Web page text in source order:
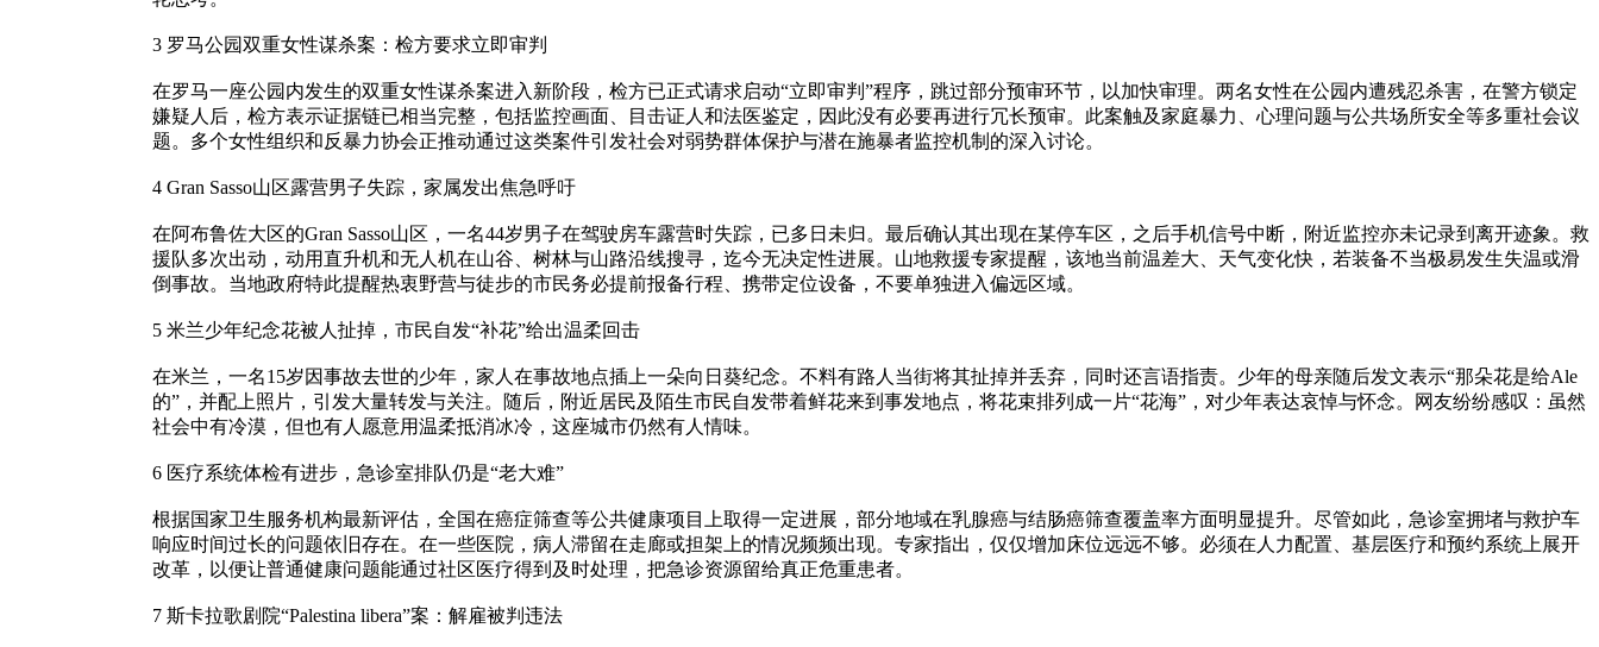
3 罗马公园双重女性谋杀案：检方要求立即审判
在罗马一座公园内发生的双重女性谋杀案进入新阶段，检方已正式请求启动“立即审判”程序，跳过部分预审环节，以加快审理。两名女性在公园内遭残忍杀害，在警方锁定
嫌疑人后，检方表示证据链已相当完整，包括监控画面、目击证人和法医鉴定，因此没有必要再进行冗长预审。此案触及家庭暴力、心理问题与公共场所安全等多重社会议
题。多个女性组织和反暴力协会正推动通过这类案件引发社会对弱势群体保护与潜在施暴者监控机制的深入讨论。
4 Gran Sasso山区露营男子失踪，家属发出焦急呼吁
在阿布鲁佐大区的Gran Sasso山区，一名44岁男子在驾驶房车露营时失踪，已多日未归。最后确认其出现在某停车区，之后手机信号中断，附近监控亦未记录到离开迹象。救
援队多次出动，动用直升机和无人机在山谷、树林与山路沿线搜寻，迄今无决定性进展。山地救援专家提醒，该地当前温差大、天气变化快，若装备不当极易发生失温或滑
倒事故。当地政府特此提醒热衷野营与徒步的市民务必提前报备行程、携带定位设备，不要单独进入偏远区域。
5 米兰少年纪念花被人扯掉，市民自发“补花”给出温柔回击
在米兰，一名15岁因事故去世的少年，家人在事故地点插上一朵向日葵纪念。不料有路人当街将其扯掉并丢弃，同时还言语指责。少年的母亲随后发文表示“那朵花是给Ale
的”，并配上照片，引发大量转发与关注。随后，附近居民及陌生市民自发带着鲜花来到事发地点，将花束排列成一片“花海”，对少年表达哀悼与怀念。网友纷纷感叹：虽然
社会中有冷漠，但也有人愿意用温柔抵消冰冷，这座城市仍然有人情味。
6 医疗系统体检有进步，急诊室排队仍是“老大难”
根据国家卫生服务机构最新评估，全国在癌症筛查等公共健康项目上取得一定进展，部分地域在乳腺癌与结肠癌筛查覆盖率方面明显提升。尽管如此，急诊室拥堵与救护车
响应时间过长的问题依旧存在。在一些医院，病人滞留在走廊或担架上的情况频频出现。专家指出，仅仅增加床位远远不够。必须在人力配置、基层医疗和预约系统上展开
改革，以便让普通健康问题能通过社区医疗得到及时处理，把急诊资源留给真正危重患者。
7 斯卡拉歌剧院“Palestina libera”案：解雇被判违法